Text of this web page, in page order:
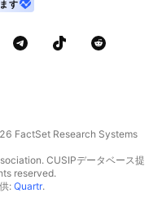
す
FactSet Research Systems
CUSIPデータベース提
reserved.
:Quartr.